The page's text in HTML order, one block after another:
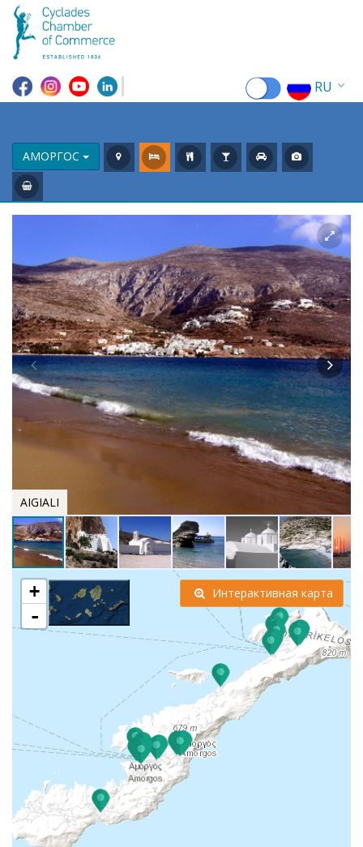
RU
DE
IT
ES
CN
АМОРГОС
AIGIALI
+
-
Интерактивная карта